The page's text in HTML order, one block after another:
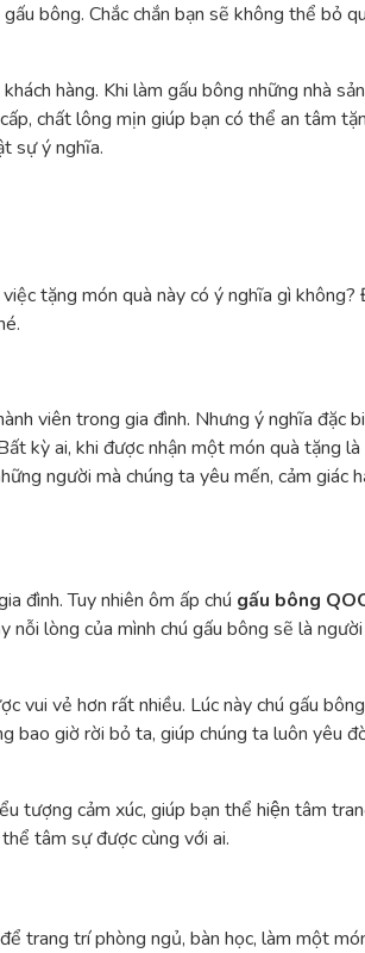
bông. Chắc chắn bạn sẽ không thể bỏ
hàng. Khi làm gấu bông những nhà
chất lông mịn giúp bạn có thể an tâm
sự ý nghĩa.
tặng món quà này có ý nghĩa gì không?
viên trong gia đình. Nhưng ý nghĩa đặc
kỳ ai, khi được nhận một món quà tặng là
người mà chúng ta yêu mến, cảm giác
đình. Tuy nhiên ôm ấp chú gấu bông
lòng của mình chú gấu bông sẽ là
vui vẻ hơn rất nhiều. Lúc này chú gấu
bao giờ rời bỏ ta, giúp chúng ta luôn yêu
tượng cảm xúc, giúp bạn thể hiện tâm
tâm sự được cùng với ai.
trang trí phòng ngủ, bàn học, làm một